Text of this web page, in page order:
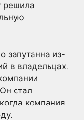
решила
запутанна из-
в владельцах,
стал
компания